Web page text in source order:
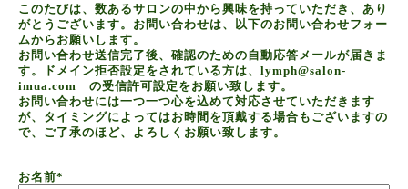
このたびは、数あるサロンの中から興味を持っていただき、あり
がとうございます。お問い合わせは、以下のお問い合わせフォー
ムからお願いします。
お問い合わせ送信完了後、確認のための自動応答メールが届きま
す。ドメイン拒否設定をされている方は、lymph@salon-
imua.com の受信許可設定をお願い致します。
お問い合わせには一つ一つ心を込めて対応させていただきます
が、タイミングによってはお時間を頂戴する場合もございますの
で、ご了承のほど、よろしくお願い致します。
お名前*